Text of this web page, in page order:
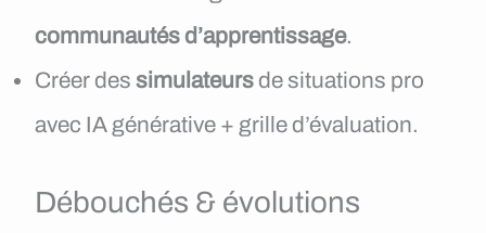
communautés d’apprentissage.
Créer des simulateurs de situations pro
avec IA générative + grille d’évaluation.
Débouchés & évolutions